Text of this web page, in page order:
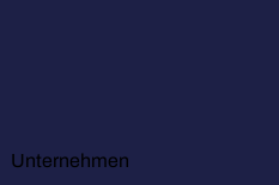
Unternehmen